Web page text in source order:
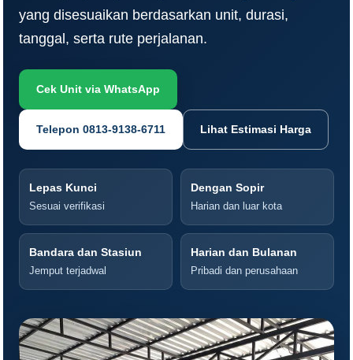
yang disesuaikan berdasarkan unit, durasi,
tanggal, serta rute perjalanan.
Cek Unit via WhatsApp
Telepon 0813-9138-6711 Lihat Estimasi Harga
Lepas Kunci
Sesuai verifikasi
Dengan Sopir
Harian dan luar kota
Bandara dan Stasiun
Jemput terjadwal
Harian dan Bulanan
Pribadi dan perusahaan